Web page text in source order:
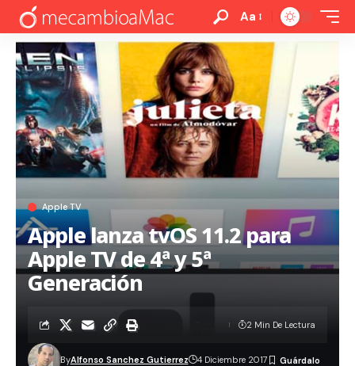
Aa
Apple TV
Apple lanza tvOS 11.2 para
Apple TV de 4ª y 5ª
Generación
ByAlfonso Sanchez Gutierrez 4 Diciembre 2017
2 Min De Lectura